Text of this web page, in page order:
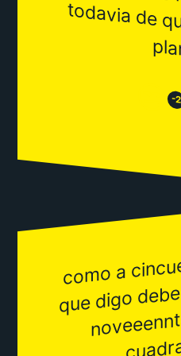
😒 -2
mo a
que digo